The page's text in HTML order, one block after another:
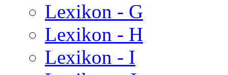
Lexikon - G
Lexikon - H
Lexikon - I